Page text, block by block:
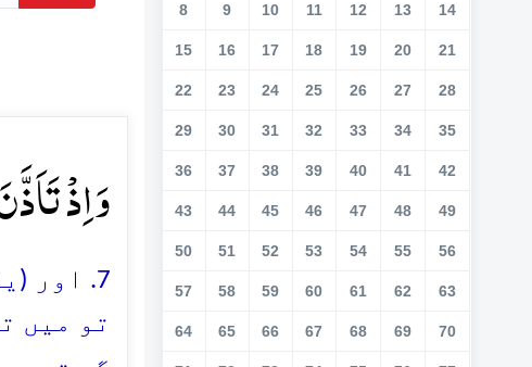
وَ اِذۡ
7. اور
تو میں
8 9 10 11 12 13 14
15 16 17 18 19 20 21
22 23 24 25 26 27 28
29 30 31 32 33 34 35
36 37 38 39 40 41 42
43 44 45 46 47 48 49
50 51 52 53 54 55 56
57 58 59 60 61 62 63
64 65 66 67 68 69 70